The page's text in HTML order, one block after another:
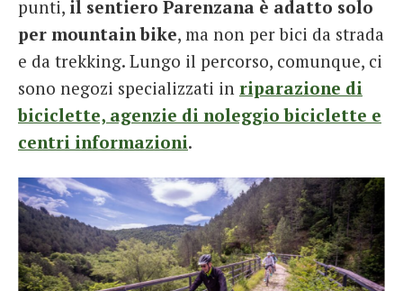
punti, il sentiero Parenzana è adatto solo
per mountain bike, ma non per bici da strada
e da trekking. Lungo il percorso, comunque, ci
sono negozi specializzati in riparazione di
biciclette, agenzie di noleggio biciclette e
centri informazioni.